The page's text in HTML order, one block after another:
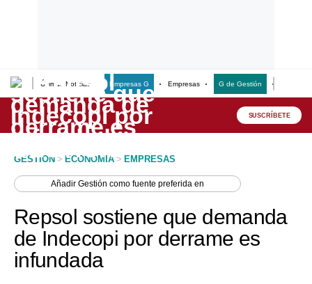
Últimas Noticias Empresas G Empresas G de Gestión
Lo último
Peru Quiosco
Economía
Mercados
SUSCRÍBETE
GESTION > ECONOMIA > EMPRESAS
AñadirGestión como fuente preferida en
Repsol sostiene que demanda
de Indecopi por derrame es
infundada